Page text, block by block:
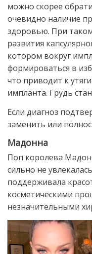
можно скорее
очевидно наличие
здоровью. При
развития
котором вокруг
формироваться в
что приводит к
импланта. Грудь
Если диагноз
заменить или
Мадонна
Поп королева
сильно не
поддерживала
косметическими
незначительными